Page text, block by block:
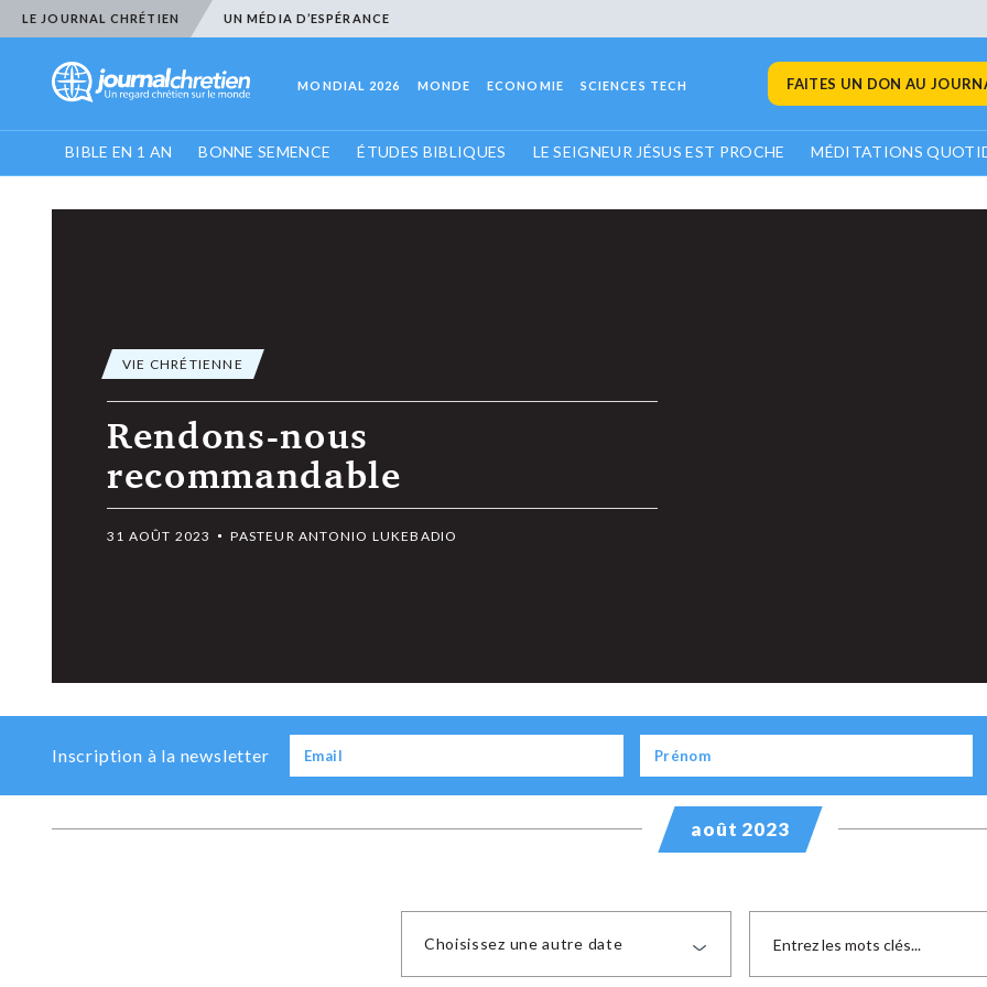
LE JOURNAL CHRÉTIEN UN MÉDIA D’ESPÉRANCE
MONDIAL 2026 MONDE ECONOMIE SCIENCES TECH FAITES UN DON AU
BIBLE EN 1 AN BONNE SEMENCE ÉTUDES BIBLIQUES LE SEIGNEUR JÉSUS EST PROCHE MÉDITATIONS
VIE CHRÉTIENNE
Rendons-nous
recommandable
31 AOÛT 2023 PASTEUR ANTONIO LUKEBADIO
Inscription à la newsletter
août 2023
Choisissez une autre date